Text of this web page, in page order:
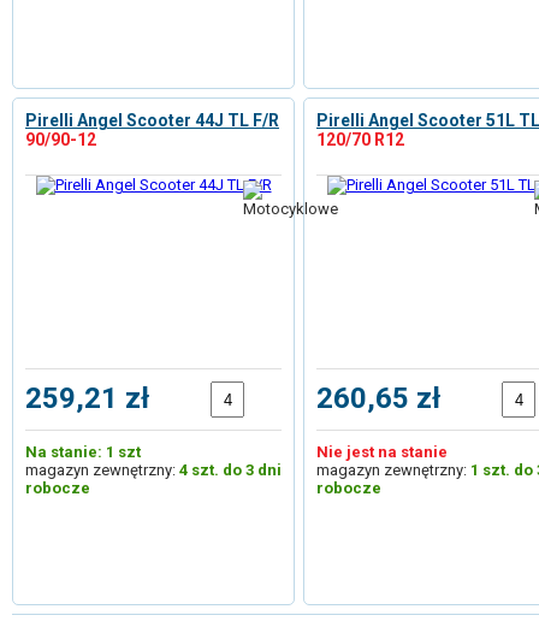
Pirelli Angel Scooter 44J TL F/R
90/90-12
259,21 zł
Na stanie: 1 szt
magazyn zewnętrzny: 4 szt. do 3 dni
robocze
Pirelli Angel Scooter 51L
120/70 R12
260,65 zł
Nie jest na stanie
magazyn zewnętrzny: 1 szt. do
robocze